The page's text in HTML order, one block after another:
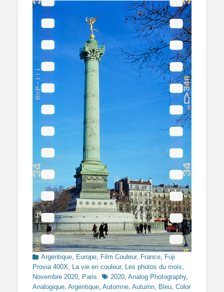
Categories
Argentique Europe Film Couleur, France
Fuji
Provia 400X
La vie en couleur, Les photos du mois
Novembre 2020
Paris Tags2020 Analog Photography,
Analogique Argentique Automne Autumn Bleu Color